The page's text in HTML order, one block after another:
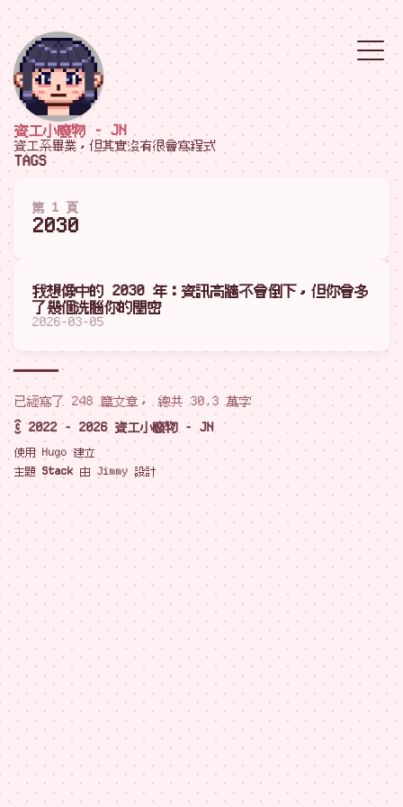
資工小廢物 - JN
資工系畢業，但其實沒有很會寫程式
TAGS
第 1 頁
2030
我想像中的 2030 年：資訊高牆不會倒下，但你會多
了幾個洗腦你的閏密
2026-03-05
已經寫了 248 篇文章， 總共 30.3 萬字
© 2022 - 2026 資工小廢物 - JN
使用 Hugo 建立
主題 Stack 由 Jimmy 設計